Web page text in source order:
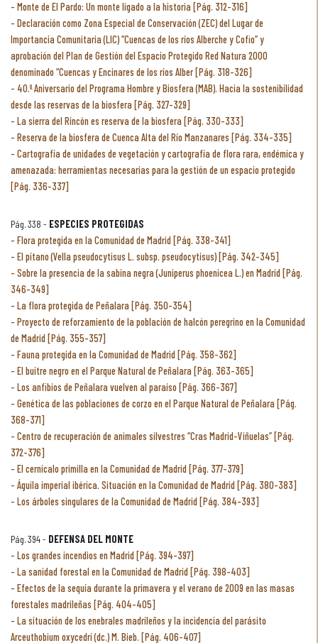
Monte de El Pardo: Un monte ligado a la historia [Pág. 312-316]
Declaración como Zona Especial de Conservación (ZEC) del Lugar de
Importancia Comunitaria (LIC) “Cuencas de los ríos Alberche y Cofio” y
aprobación del Plan de Gestión del Espacio Protegido Red Natura 2000
denominado “Cuencas y Encinares de los ríos Alber [Pág. 318-326]
40.º Aniversario del Programa Hombre y Biosfera (MAB). Hacia la sostenibilidad
desde las reservas de la biosfera [Pág. 327-329]
La sierra del Rincón es reserva de la biosfera [Pág. 330-333]
Reserva de la biosfera de Cuenca Alta del Río Manzanares [Pág. 334-335]
Cartografía de unidades de vegetación y cartografía de flora rara, endémica y
amenazada: herramientas necesarias para la gestión de un espacio protegido
[Pág. 336-337]
Pág. 338 - ESPECIES PROTEGIDAS
Flora protegida en la Comunidad de Madrid [Pág. 338-341]
El pítano (Vella pseudocytisus L. subsp. pseudocytisus) [Pág. 342-345]
Sobre la presencia de la sabina negra (Juniperus phoenicea L.) en Madrid [Pág.
346-349]
La flora protegida de Peñalara [Pág. 350-354]
Proyecto de reforzamiento de la población de halcón peregrino en la Comunidad
de Madrid [Pág. 355-357]
Fauna protegida en la Comunidad de Madrid [Pág. 358-362]
El buitre negro en el Parque Natural de Peñalara [Pág. 363-365]
Los anfibios de Peñalara vuelven al paraíso [Pág. 366-367]
Genética de las poblaciones de corzo en el Parque Natural de Peñalara [Pág.
368-371]
Centro de recuperación de animales silvestres “Cras Madrid-Viñuelas” [Pág.
372-376]
El cernícalo primilla en la Comunidad de Madrid [Pág. 377-379]
Águila imperial ibérica. Situación en la Comunidad de Madrid [Pág. 380-383]
Los árboles singulares de la Comunidad de Madrid [Pág. 384-393]
Pág. 394 - DEFENSA DEL MONTE
Los grandes incendios en Madrid [Pág. 394-397]
La sanidad forestal en la Comunidad de Madrid [Pág. 398-403]
Efectos de la sequía durante la primavera y el verano de 2009 en las masas
forestales madrileñas [Pág. 404-405]
La situación de los enebrales madrileños y la incidencia del parásito
Arceuthobium oxycedri (dc.) M. Bieb. [Pág. 406-407]